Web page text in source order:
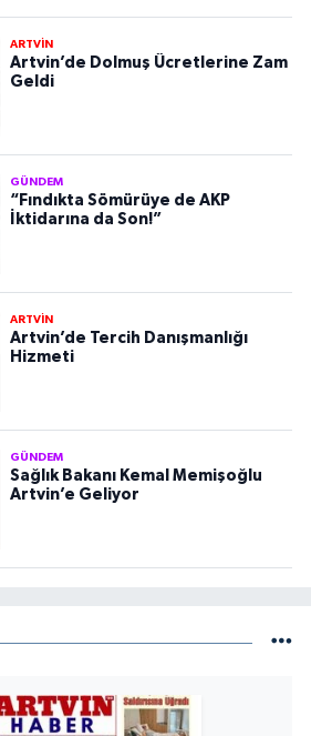
ARTVİN
Artvin’de Dolmuş Ücretlerine Zam
Geldi
GÜNDEM
“Fındıkta Sömürüye de AKP
İktidarına da Son!”
ARTVİN
Artvin’de Tercih Danışmanlığı
Hizmeti
GÜNDEM
Sağlık Bakanı Kemal Memişoğlu
Artvin’e Geliyor